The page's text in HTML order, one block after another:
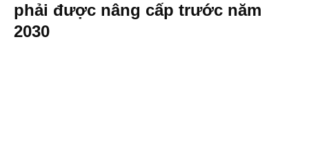
phải được nâng cấp trước năm
2030